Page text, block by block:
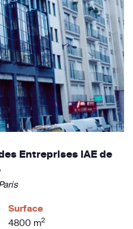
Entreprises IAE de
Surface
4800 m2